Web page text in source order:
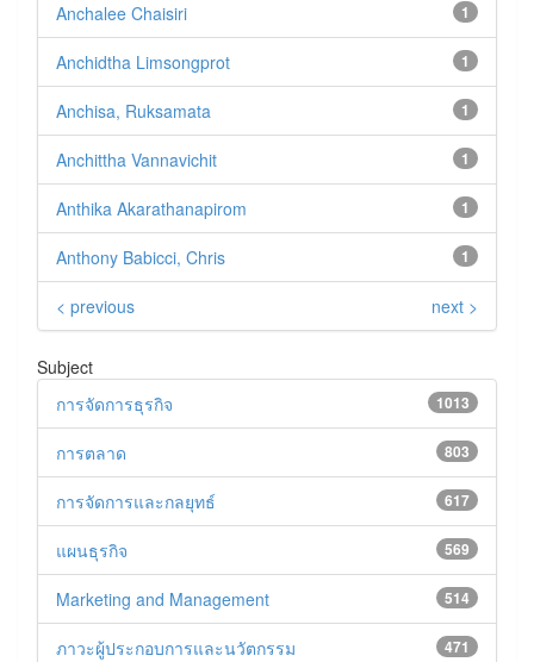
1
Anchalee Chaisiri
1
Anchidtha Limsongprot
1
Anchisa, Ruksamata
1
Anchittha Vannavichit
1
Anthika Akarathanapirom
1
Anthony Babicci, Chris
< previous next >
Subject
1013
การจัดการธุรกิจ
803
การตลาด
617
การจัดการและกลยุทธ์
569
แผนธุรกิจ
514
Marketing and Management
471
ภาวะผู้ประกอบการและนวัตกรรม